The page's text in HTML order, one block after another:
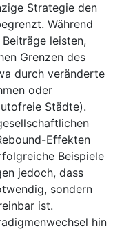
Strategie den
Während
leisten,
Grenzen des
durch veränderte
oder
Städte).
Effekten
Beispiele
jedoch, dass
sondern
ist.
hin